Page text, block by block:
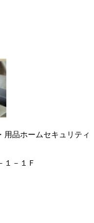
用品ホームセキュリティ
１－１Ｆ